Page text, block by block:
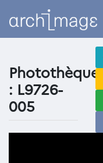
Photothèque
: L9726-
005